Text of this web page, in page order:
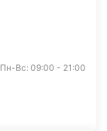
Пн-Вс: 09:00 - 21:00